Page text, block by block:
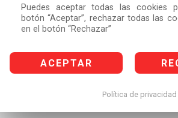
Puedes aceptar todas las cookies
botón “Aceptar”, rechazar todas las
en el botón “Rechazar”
ACEPTAR
Política de privacidad